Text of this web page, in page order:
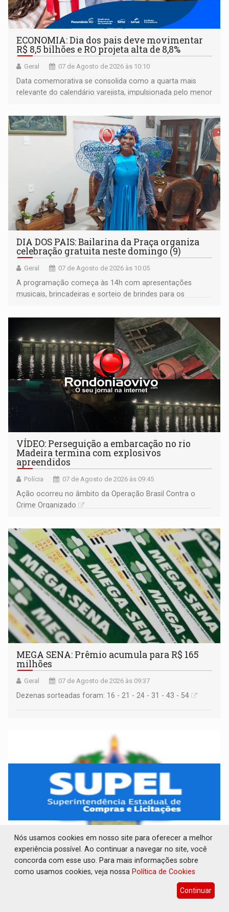
ECONOMIA: Dia dos pais deve movimentar
R$ 8,5 bilhões e RO projeta alta de 8,8%
Geral 07 de Agosto de 2026 às 10:10
Data comemorativa se consolida como a quarta mais
relevante do calendário varejista, impulsionada pelo menor
média do trabalhador
DIA DOS PAIS: Bailarina da Praça organiza
celebração gratuita neste domingo (9)
Geral 07 de Agosto de 2026 às 10:05
A programação começa às 14h com apresentações
musicais, brincadeiras e sorteio de brindes para os
bolo e canto de parabéns dedicado aos pais
VÍDEO: Perseguição a embarcação no rio
Madeira termina com explosivos
apreendidos
Polícia 07 de Agosto de 2026 às 09:45
Ação ocorreu no âmbito da Operação Brasil Contra o
Crime Organizado
MEGA SENA: Prêmio acumula para R$ 165
milhões
Geral 07 de Agosto de 2026 às 09:37
Dezenas sorteadas foram: 16 - 21 - 24 - 31 - 43 - 54
AVISO DE LICITAÇÃO: PREGÃO ELETRÔNICO
Nº 90091/2025/SUPEL/RO
07 de Agosto de 2026 às 09:35
Nós usamos cookies em nosso site para oferecer a melhor
experiência possível. Ao continuar a navegar no site, você
concorda com esse uso. Para mais informações sobre
como usamos cookies, veja nossa Política de Cookies
Continuar